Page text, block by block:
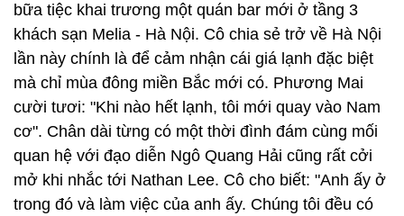
bữa tiệc khai trương một quán bar mới ở tầng 3
khách sạn Melia - Hà Nội. Cô chia sẻ trở về Hà Nội
lần này chính là để cảm nhận cái giá lạnh đặc biệt
mà chỉ mùa đông miền Bắc mới có. Phương Mai
cười tươi: "Khi nào hết lạnh, tôi mới quay vào Nam
cơ". Chân dài từng có một thời đình đám cùng mối
quan hệ với đạo diễn Ngô Quang Hải cũng rất cởi
mở khi nhắc tới Nathan Lee. Cô cho biết: "Anh ấy ở
trong đó và làm việc của anh ấy. Chúng tôi đều có